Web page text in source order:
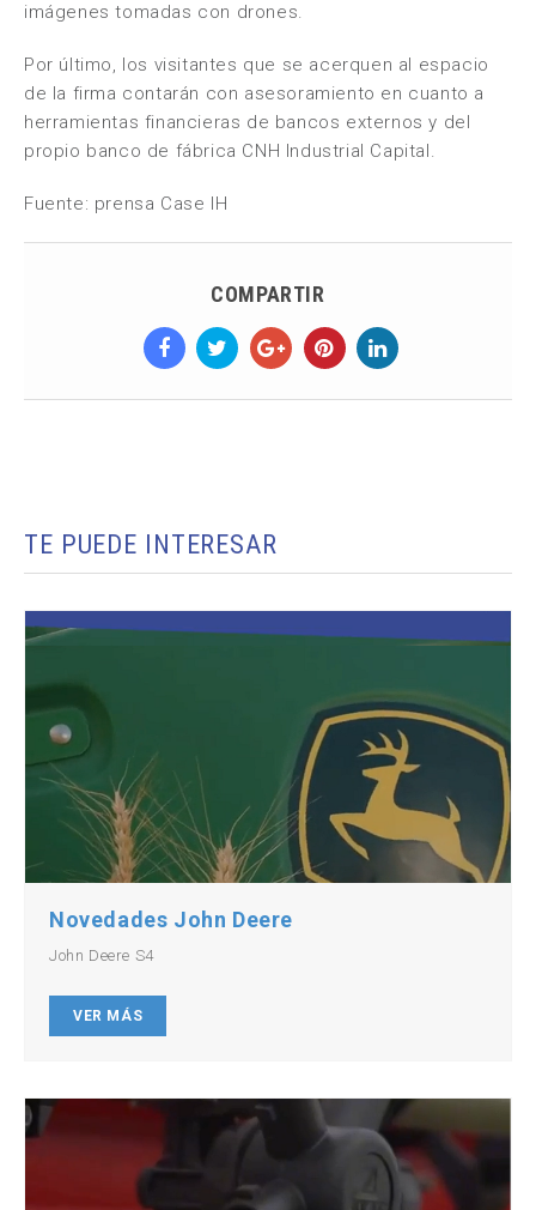
imágenes tomadas con drones.
Por último, los visitantes que se acerquen al espacio
de la firma contarán con asesoramiento en cuanto a
herramientas financieras de bancos externos y del
propio banco de fábrica CNH Industrial Capital.
Fuente: prensa Case IH
COMPARTIR
TE PUEDE INTERESAR
Novedades John Deere
John Deere S4
VER MÁS